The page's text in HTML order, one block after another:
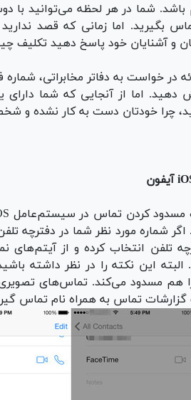
باشد. شما در هر لحظه می‌توانید با
بگیرید. اما زمانی که قصد
و آشنایان خود پاسخ دهید تکلیف
در خواست به دفاتر مخابراتی، شماره
دهید. اما از آنجایی که شما
چرا خودتان دست به کار نشده و
اگر شماره مورد نظر شما در دفترچه
البته این نکته را در نظر داشته
هم مسدود می‌کند. تماس‌های
تماس به همراه نام تماس